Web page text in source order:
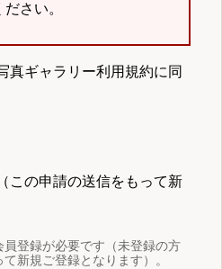
さい。
真ギャラリー利用規約に同
この申請の送信をもって新
登録が必要です（未登録の方
新規ご登録となります）。